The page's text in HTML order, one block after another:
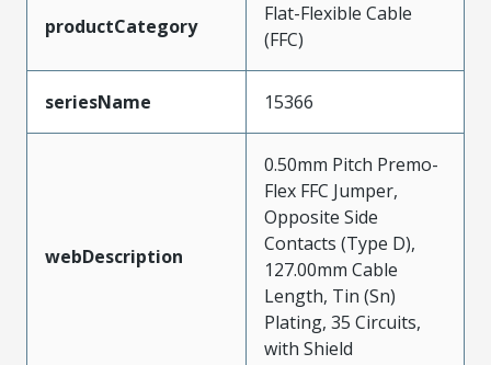
productCategory
Flat-Flexible Cable
(FFC)
seriesName 15366
webDescription
0.50mm Pitch Premo-
Flex FFC Jumper,
Opposite Side
Contacts (Type D),
127.00mm Cable
Length, Tin (Sn)
Plating, 35 Circuits,
with Shield